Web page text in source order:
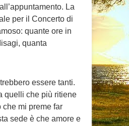
La
per il Concerto di
quante ore in
quanta
essere tanti.
quelli che più ritiene
che mi preme far
sede è che amore e